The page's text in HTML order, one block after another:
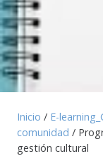
Inicio / E-
comunidad /
gestión cultural